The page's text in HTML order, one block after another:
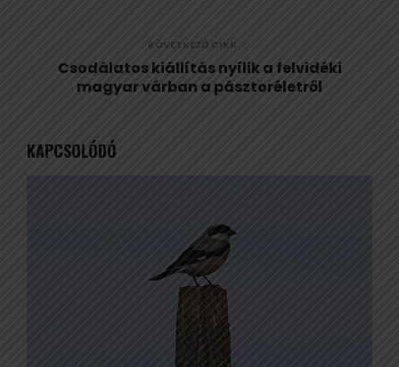
KÖVETKEZŐ CIKK
Csodálatos kiállítás nyílik a felvidéki
magyar várban a pásztoréletről
KAPCSOLÓDÓ